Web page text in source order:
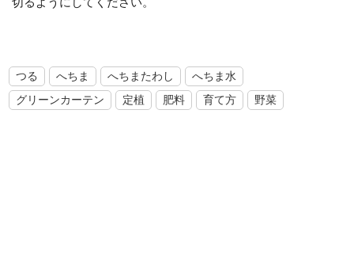
つる へちま へちまたわし
へちま水
グリーンカーテン
定植 肥料 育て方 野菜